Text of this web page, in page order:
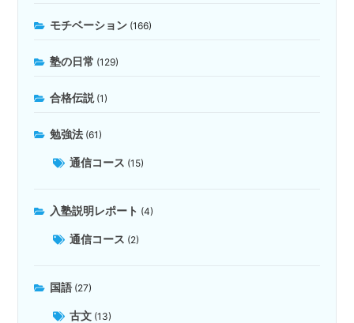
モチベーション (166)
塾の日常 (129)
合格伝説 (1)
勉強法 (61)
通信コース (15)
入塾説明レポート (4)
通信コース (2)
国語 (27)
古文 (13)